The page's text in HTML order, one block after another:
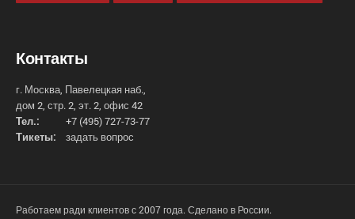
Контакты
г. Москва, Павелецкая наб.,
дом 2, стр. 2, эт. 2, офис 42
Тел.:
+7 (495) 727-73-77
Тикеты:
задать вопрос
Работаем ради клиентов с 2007 года. Сделано в России.